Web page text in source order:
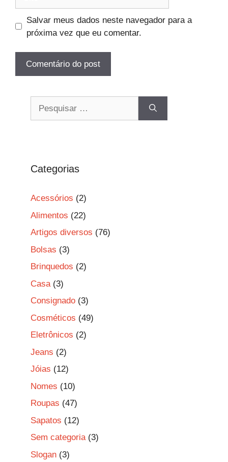
Salvar meus dados neste navegador para a
próxima vez que eu comentar.
Categorias
Acessórios (2)
Alimentos (22)
Artigos diversos (76)
Bolsas (3)
Brinquedos (2)
Casa (3)
Consignado (3)
Cosméticos (49)
Eletrônicos (2)
Jeans (2)
Jóias (12)
Nomes (10)
Roupas (47)
Sapatos (12)
Sem categoria(3)
Slogan (3)